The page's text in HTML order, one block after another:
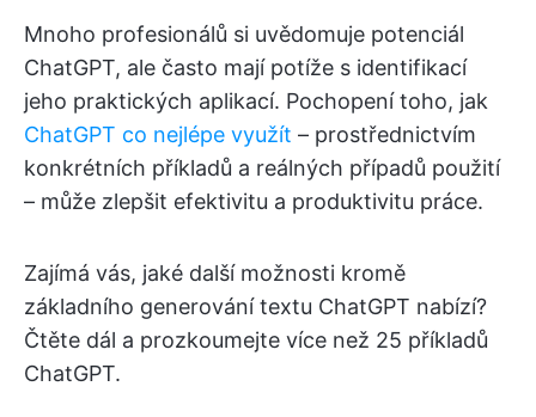
Mnoho profesionálů si uvědomuje potenciál
ChatGPT, ale často mají potíže s identifikací
jeho praktických aplikací. Pochopení toho, jak
ChatGPT co nejlépe využít – prostřednictvím
konkrétních příkladů a reálných případů použití
– může zlepšit efektivitu a produktivitu práce.
Zajímá vás, jaké další možnosti kromě
základního generování textu ChatGPT nabízí?
Čtěte dál a prozkoumejte více než 25 příkladů
ChatGPT.